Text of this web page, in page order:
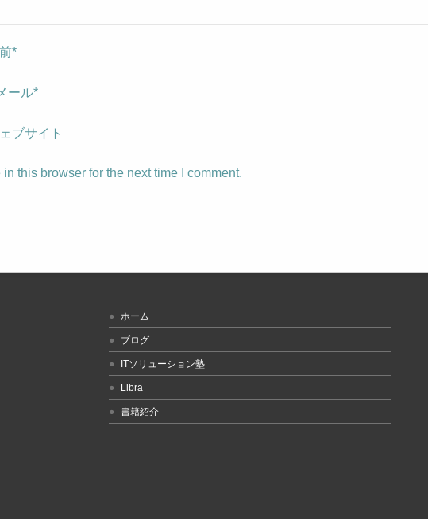
*
ール*
ブサイト
this browser for the next time I comment.
ホーム
ブログ
ITソリューション塾
Libra
書籍紹介